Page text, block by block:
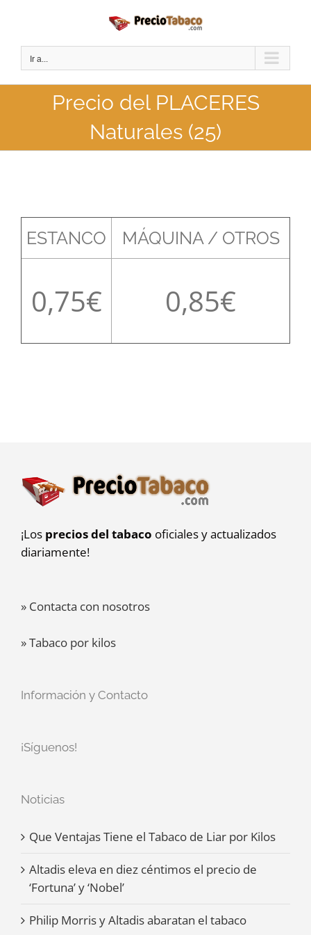
contenido
Ir a...
Precio del PLACERES
Naturales (25)
ESTANCO MÁQUINA / OTROS
0,75 0,85
¡Los precios del tabaco oficiales y actualizados
diariamente!
» Contacta con nosotros
» Tabaco por kilos
Información y Contacto
¡Síguenos!
Noticias
Que Ventajas Tiene el Tabaco de Liar por Kilos
Altadis eleva en diez céntimos el precio de
‘Fortuna’ y ‘Nobel’
Philip Morris y Altadis abaratan el tabaco